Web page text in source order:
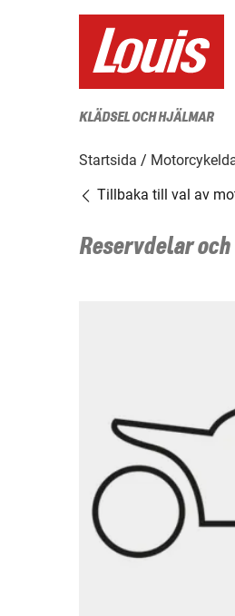
KLÄDSEL OCH HJÄLMAR
Startsida
Tillbaka till val av
Reservdelar